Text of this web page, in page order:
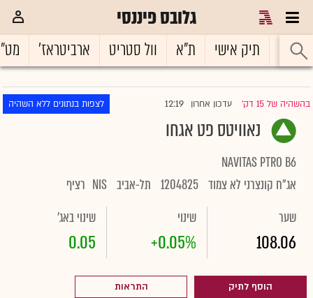
גלובס פיננסי
ראשי תיק אישי ת"א וול סטריט ארביטראז'
בהשהיה של 15 דק' |עדכון אחרון 12:19 לצפות בנתונים ללא השהיה
נאוויטס פט אגחו
NAVITAS PTRO B6
אג"ח קונצרני לא צמוד 1204825 תל-אביב NIS רציף
שער
108.06
שינוי
+0.05%
שינוי באג'
0.05
הוסף לתיק התראות